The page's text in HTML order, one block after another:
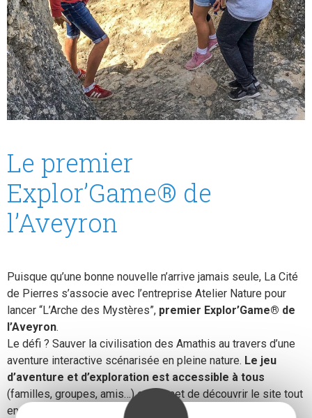
Le premier
Explor’Game® de
l’Aveyron
Puisque qu’une bonne nouvelle n’arrive jamais seule, La Cité
de Pierres s’associe avec l’entreprise Atelier Nature pour
lancer “L’Arche des Mystères”, premier Explor’Game® de
l’Aveyron.
Le défi ? Sauver la civilisation des Amathis au travers d’une
aventure interactive scénarisée en pleine nature. Le jeu
d’aventure et d’exploration est accessible à tous
(familles, groupes, amis…) et permet de découvrir le site tout
en s’amusant.